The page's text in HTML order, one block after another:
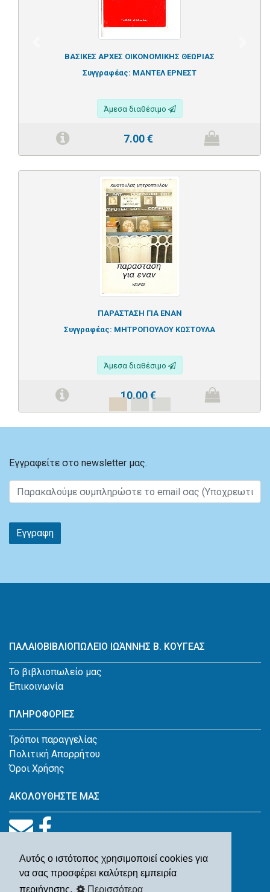
Αυτός ο ιστότοπος χρησιμοποιεί cookies για
να σας προσφέρει καλύτερη εμπειρία
περιήγησης.
Περισσότερα
ΒΑΣΙΚΕΣ ΑΡΧΕΣ ΟΙΚΟΝΟΜΙΚΗΣ ΘΕΩΡΙΑΣ
Συγγραφέας: ΜΑΝΤΕΛ ΕΡΝΕΣΤ
Άμεσα διαθέσιμο
7.00€
ΠΑΡΑΣΤΑΣΗ ΓΙΑ ΕΝΑΝ
Συγγραφέας: ΜΗΤΡΟΠΟΥΛΟΥ ΚΩΣΤΟΥΛΑ
Άμεσα διαθέσιμο
10.00€
Εγγραφείτε στο newsletter μας.
Εγγραφη
ΠΑΛΑΙΟΒΙΒΛΙΟΠΩΛΕΙΟ ΙΩΆΝΝΗΣ Β. ΚΟΥΓΕΑΣ
Το βιβλιοπωλείο μας
Επικοινωνία
ΠΛΗΡΟΦΟΡΙΕΣ
Τρόποι παραγγελίας
Πολιτική Απορρήτου
Όροι Χρήσης
ΑΚΟΛΟΥΘΗΣΤΕ ΜΑΣ